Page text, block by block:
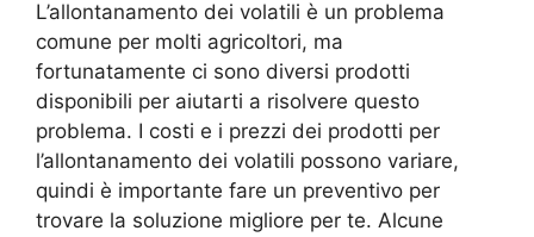
L’allontanamento dei volatili è un problema
comune per molti agricoltori, ma
fortunatamente ci sono diversi prodotti
disponibili per aiutarti a risolvere questo
problema. I costi e i prezzi dei prodotti per
l’allontanamento dei volatili possono variare,
quindi è importante fare un preventivo per
trovare la soluzione migliore per te. Alcune